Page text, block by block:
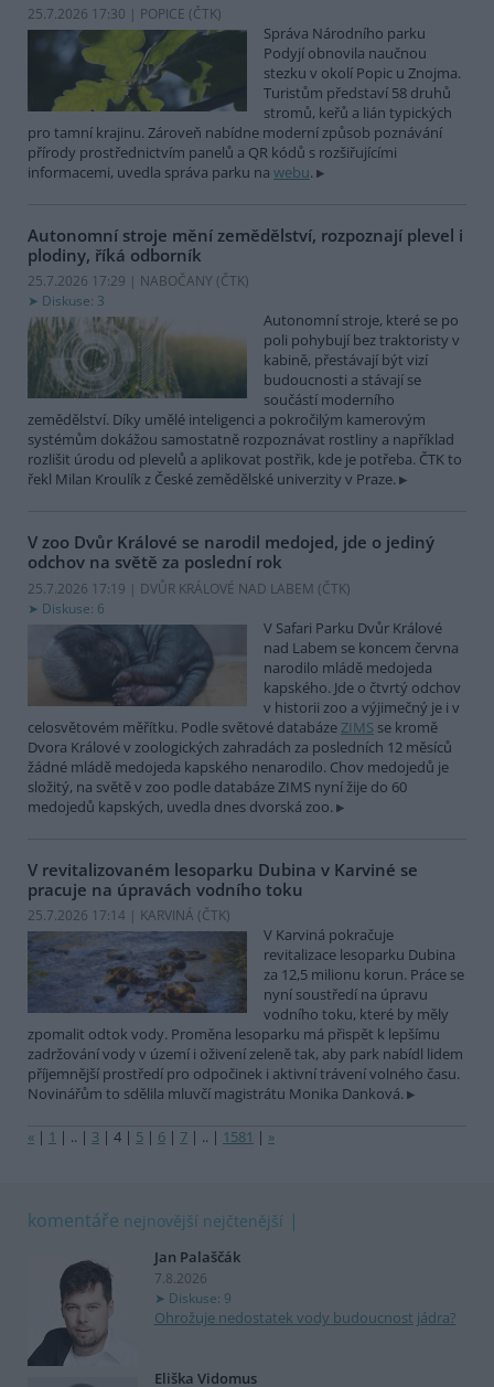
25.7.2026 17:30 | POPICE (ČTK)
Správa Národního parku
Podyjí obnovila naučnou
stezku v okolí Popic u Znojma.
Turistům představí 58 druhů
stromů, keřů a lián typických
pro tamní krajinu. Zároveň nabídne moderní způsob poznávání
přírody prostřednictvím panelů a QR kódů s rozšiřujícími
informacemi, uvedla správa parku na webu.
Autonomní stroje mění zemědělství, rozpoznají plevel i
plodiny, říká odborník
25.7.2026 17:29 | NABOČANY (ČTK)
Diskuse: 3
Autonomní stroje, které se po
poli pohybují bez traktoristy v
kabině, přestávají být vizí
budoucnosti a stávají se
součástí moderního
zemědělství. Díky umělé inteligenci a pokročilým kamerovým
systémům dokážou samostatně rozpoznávat rostliny a například
rozlišit úrodu od plevelů a aplikovat postřik, kde je potřeba. ČTK to
řekl Milan Kroulík z České zemědělské univerzity v Praze.
V zoo Dvůr Králové se narodil medojed, jde o jediný
odchov na světě za poslední rok
25.7.2026 17:19 | DVŮR KRÁLOVÉ NAD LABEM (ČTK)
Diskuse: 6
V Safari Parku Dvůr Králové
nad Labem se koncem června
narodilo mládě medojeda
kapského. Jde o čtvrtý odchov
v historii zoo a výjimečný je i v
celosvětovém měřítku. Podle světové databázeZIMS se kromě
Dvora Králové v zoologických zahradách za posledních 12 měsíců
žádné mládě medojeda kapského nenarodilo. Chov medojedů je
složitý, na světě v zoo podle databáze ZIMS nyní žije do 60
medojedů kapských, uvedla dnes dvorská zoo.
V revitalizovaném lesoparku Dubina v Karviné se
pracuje na úpravách vodního toku
25.7.2026 17:14 | KARVINÁ (ČTK)
V Karviná pokračuje
revitalizace lesoparku Dubina
za 12,5 milionu korun. Práce se
nyní soustředí na úpravu
vodního toku, které by měly
zpomalit odtok vody. Proměna lesoparku má přispět k lepšímu
zadržování vody v území i oživení zeleně tak, aby park nabídl lidem
příjemnější prostředí pro odpočinek i aktivní trávení volného času.
Novinářům to sdělila mluvčí magistrátu Monika Danková.
« | 1 | .. | 3 | 4 | 5 | 6 | 7 | .. | 1581 | »
komentáře nejnovější nejčtenější
Jan Palaščák
7.8.2026
Diskuse: 9
Ohrožuje nedostatek vody budoucnost jádra?
Eliška Vidomus